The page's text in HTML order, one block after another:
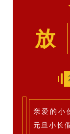
放
亲爱的小
元旦小长